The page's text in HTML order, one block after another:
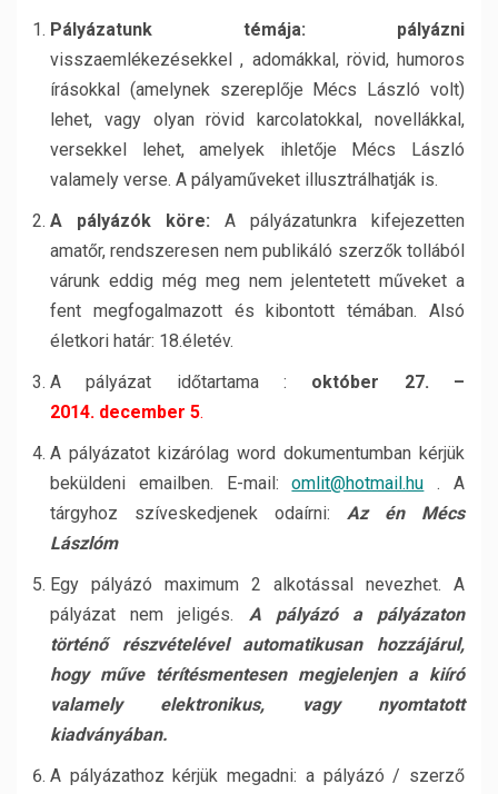
Pályázatunk témája: pályázni
visszaemlékezésekkel , adomákkal, rövid, humoros
írásokkal (amelynek szereplője Mécs László volt)
lehet, vagy olyan rövid karcolatokkal, novellákkal,
versekkel lehet, amelyek ihletője Mécs László
valamely verse. A pályaműveket illusztrálhatják is.
A pályázók köre: A pályázatunkra kifejezetten
amatőr, rendszeresen nem publikáló szerzők tollából
várunk eddig még meg nem jelentetett műveket a
fent megfogalmazott és kibontott témában. Alsó
életkori határ: 18.életév.
A pályázat időtartama : október 27. –
2014. december 5.
A pályázatot kizárólag word dokumentumban kérjük
beküldeni emailben. E-mail:omlit@hotmail.hu . A
tárgyhoz szíveskedjenek odaírni: Az én Mécs
Lászlóm
Egy pályázó maximum 2 alkotással nevezhet. A
pályázat nem jeligés. A pályázó a pályázaton
történő részvételével automatikusan hozzájárul,
hogy műve térítésmentesen megjelenjen a kiíró
valamely elektronikus, vagy nyomtatott
kiadványában.
A pályázathoz kérjük megadni: a pályázó / szerző